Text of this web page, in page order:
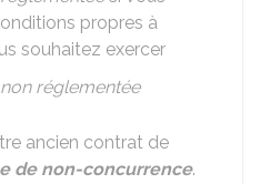
propres à
souhaitez exercer
réglementée
ancien contrat de
de non-concurrence.